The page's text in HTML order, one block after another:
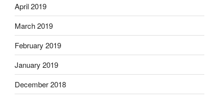
April 2019
March 2019
February 2019
January 2019
December 2018